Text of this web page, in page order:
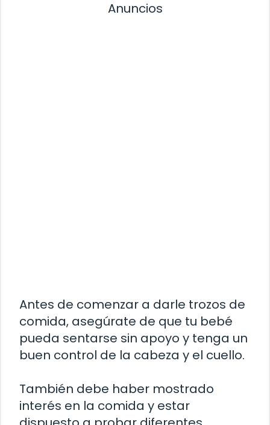
Anuncios
Antes de comenzar a darle trozos de
comida, asegúrate de que tu bebé
pueda sentarse sin apoyo y tenga un
buen control de la cabeza y el cuello.
También debe haber mostrado
interés en la comida y estar